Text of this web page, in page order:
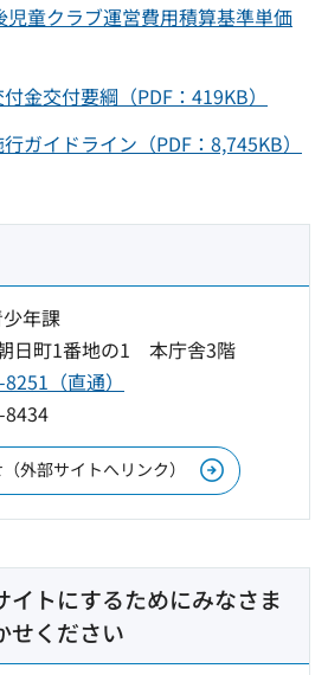
児童クラブ運営費用積算基準単価
金交付要綱（PDF：419KB）
ガイドライン（PDF：8,745KB）
年課
日町1番地の1 本庁舎3階
（直通）
8434
外部サイトへリンク）
イトにするためにみなさま
せください